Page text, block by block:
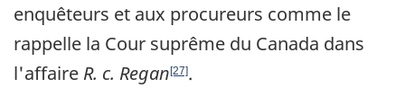
enquêteurs et aux procureurs comme le
rappelle la Cour suprême du Canada dans
l'affaire R. c. Regan [27].